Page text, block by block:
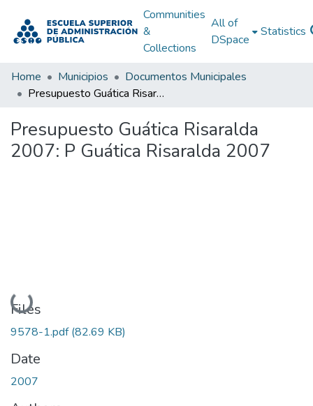
Communities
&
Collections
All of
DSpace
Statistics
Home Municipios
Documentos Municipales
Presupuesto Guática Risaralda 2007: P Guática Risaralda 2007
Presupuesto Guática Risaralda
2007: P Guática Risaralda 2007
Loading...
Files
9578-1.pdf(82.69 KB)
Date
2007